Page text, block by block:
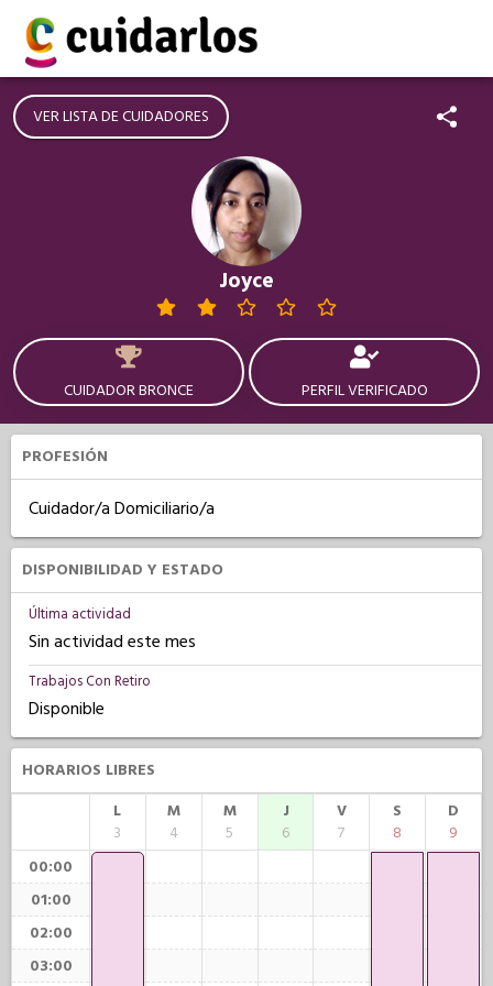
VER LISTA DE CUIDADORES
Joyce
CUIDADOR BRONCE PERFIL VERIFICADO
PROFESIÓN
Cuidador/a Domiciliario/a
DISPONIBILIDAD Y ESTADO
Última actividad
Sin actividad este mes
Trabajos Con Retiro
Disponible
HORARIOS LIBRES
L
3
M
4
M
5
J
6
V
7
S
8
D
9
00:00
01:00
02:00
03:00